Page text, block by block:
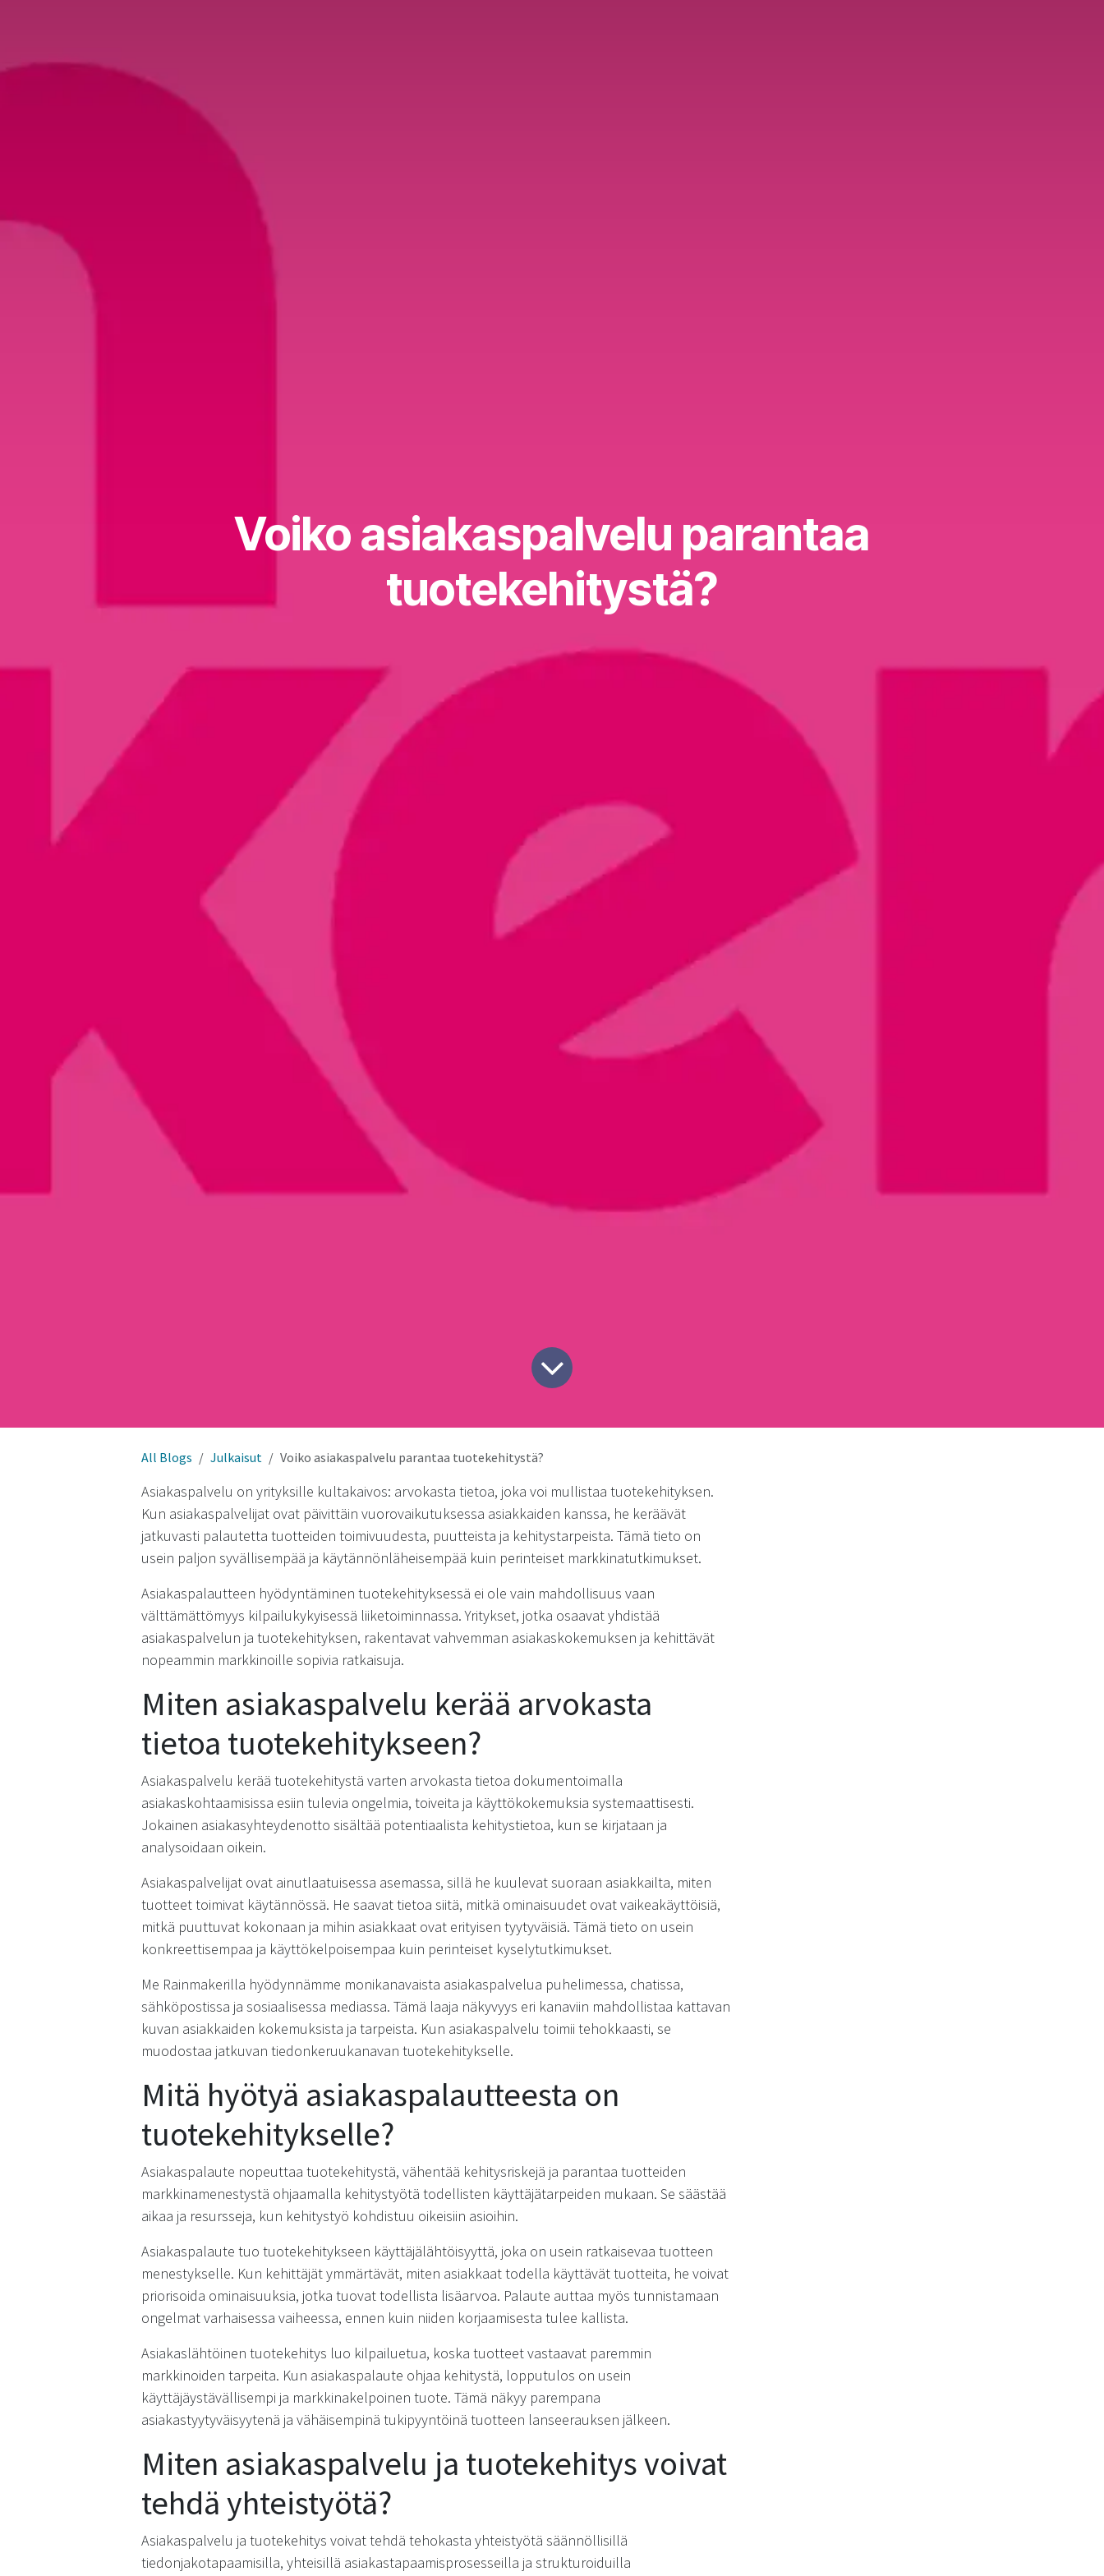
Voiko asiakaspalvelu parantaa
tuotekehitystä?
All Blogs Julkaisut Voiko asiakaspalvelu parantaa tuotekehitystä?
Asiakaspalvelu on yrityksille kultakaivos: arvokasta tietoa, joka voi mullistaa tuotekehityksen.
Kun asiakaspalvelijat ovat päivittäin vuorovaikutuksessa asiakkaiden kanssa, he keräävät
jatkuvasti palautetta tuotteiden toimivuudesta, puutteista ja kehitystarpeista. Tämä tieto on
usein paljon syvällisempää ja käytännönläheisempää kuin perinteiset markkinatutkimukset.
Asiakaspalautteen hyödyntäminen tuotekehityksessä ei ole vain mahdollisuus vaan
välttämättömyys kilpailukykyisessä liiketoiminnassa. Yritykset, jotka osaavat yhdistää
asiakaspalvelun ja tuotekehityksen, rakentavat vahvemman asiakaskokemuksen ja kehittävät
nopeammin markkinoille sopivia ratkaisuja.
Miten asiakaspalvelu kerää arvokasta
tietoa tuotekehitykseen?
Asiakaspalvelu kerää tuotekehitystä varten arvokasta tietoa dokumentoimalla
asiakaskohtaamisissa esiin tulevia ongelmia, toiveita ja käyttökokemuksia systemaattisesti.
Jokainen asiakasyhteydenotto sisältää potentiaalista kehitystietoa, kun se kirjataan ja
analysoidaan oikein.
Asiakaspalvelijat ovat ainutlaatuisessa asemassa, sillä he kuulevat suoraan asiakkailta, miten
tuotteet toimivat käytännössä. He saavat tietoa siitä, mitkä ominaisuudet ovat vaikeakäyttöisiä,
mitkä puuttuvat kokonaan ja mihin asiakkaat ovat erityisen tyytyväisiä. Tämä tieto on usein
konkreettisempaa ja käyttökelpoisempaa kuin perinteiset kyselytutkimukset.
Me Rainmakerilla hyödynnämme monikanavaista asiakaspalvelua puhelimessa, chatissa,
sähköpostissa ja sosiaalisessa mediassa. Tämä laaja näkyvyys eri kanaviin mahdollistaa kattavan
kuvan asiakkaiden kokemuksista ja tarpeista. Kun asiakaspalvelu toimii tehokkaasti, se
muodostaa jatkuvan tiedonkeruukanavan tuotekehitykselle.
Mitä hyötyä asiakaspalautteesta on
tuotekehitykselle?
Asiakaspalaute nopeuttaa tuotekehitystä, vähentää kehitysriskejä ja parantaa tuotteiden
markkinamenestystä ohjaamalla kehitystyötä todellisten käyttäjätarpeiden mukaan. Se säästää
aikaa ja resursseja, kun kehitystyö kohdistuu oikeisiin asioihin.
Asiakaspalaute tuo tuotekehitykseen käyttäjälähtöisyyttä, joka on usein ratkaisevaa tuotteen
menestykselle. Kun kehittäjät ymmärtävät, miten asiakkaat todella käyttävät tuotteita, he voivat
priorisoida ominaisuuksia, jotka tuovat todellista lisäarvoa. Palaute auttaa myös tunnistamaan
ongelmat varhaisessa vaiheessa, ennen kuin niiden korjaamisesta tulee kallista.
Asiakaslähtöinen tuotekehitys luo kilpailuetua, koska tuotteet vastaavat paremmin
markkinoiden tarpeita. Kun asiakaspalaute ohjaa kehitystä, lopputulos on usein
käyttäjäystävällisempi ja markkinakelpoinen tuote. Tämä näkyy parempana
asiakastyytyväisyytenä ja vähäisempinä tukipyyntöinä tuotteen lanseerauksen jälkeen.
Miten asiakaspalvelu ja tuotekehitys voivat
tehdä yhteistyötä?
Asiakaspalvelu ja tuotekehitys voivat tehdä tehokasta yhteistyötä säännöllisillä
tiedonjakotapaamisilla, yhteisillä asiakastapaamisprosesseilla ja strukturoiduilla